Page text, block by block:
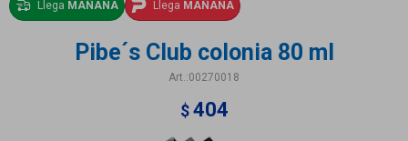
Llega MAÑANA Llega MAÑANA
Pibe´s Club colonia 80 ml
00270018
$ 404